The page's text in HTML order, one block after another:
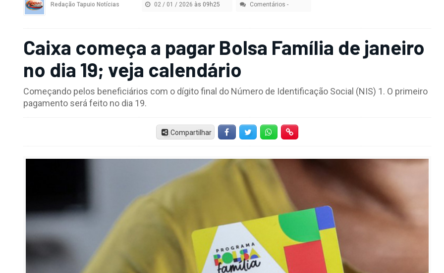
Redação Tapuio Notícias 02 / 01 / 2026 às 09h25 Comentários -
Caixa começa a pagar Bolsa Família de janeiro
no dia 19; veja calendário
Começando pelos beneficiários com o dígito final do Número de Identificação Social (NIS) 1. O primeiro
pagamento será feito no dia 19.
Compartilhar FacebookTwitter Whatsapp